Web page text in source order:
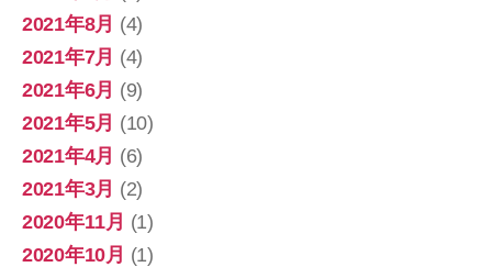
2021年8月 (4)
2021年7月 (4)
2021年6月 (9)
2021年5月 (10)
2021年4月 (6)
2021年3月 (2)
2020年11月 (1)
2020年10月 (1)